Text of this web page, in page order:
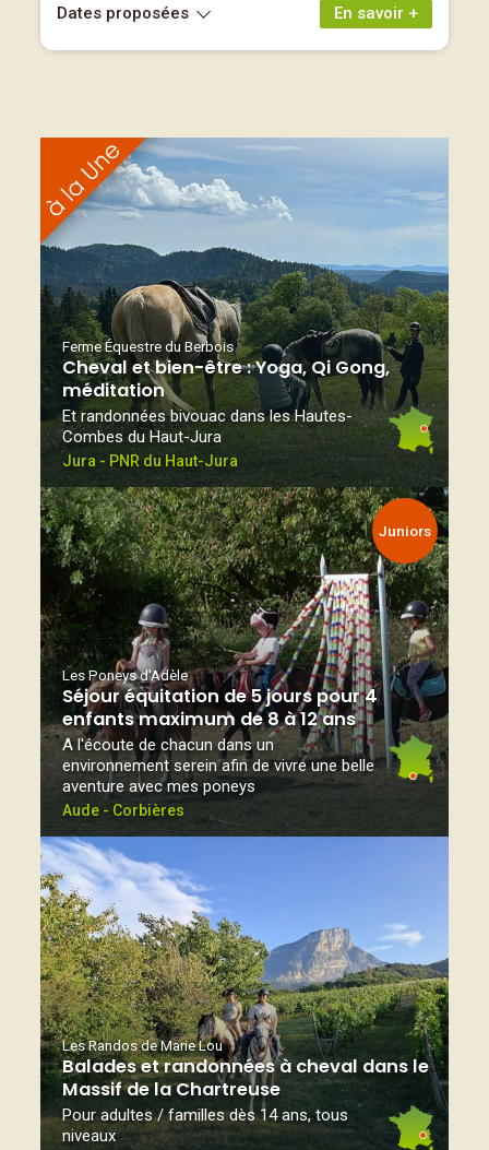
En savoir +
Dates proposées
Ferme Équestre du Berbois
Cheval et bien-être : Yoga, Qi Gong,
méditation
Et randonnées bivouac dans les Hautes-
Combes du Haut-Jura
Jura - PNR du Haut-Jura
Juniors
Les Poneys d'Adèle
Séjour équitation de 5 jours pour 4
enfants maximum de 8 à 12 ans
A l'écoute de chacun dans un
environnement serein afin de vivre une belle
aventure avec mes poneys
Aude - Corbières
Les Randos de Marie Lou
Balades et randonnées à cheval dans le
Massif de la Chartreuse
Pour adultes / familles dès 14 ans, tous
niveaux